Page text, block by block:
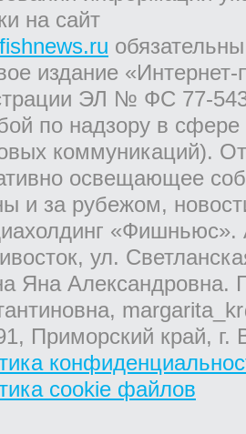
на сайт
издание
ЭЛ № ФС 77-
по надзору в
коммуникаций).
освещающее
и за рубежом,
«Фишньюс».
ул.
Яна Александровна.
Приморский край,
cookie файлов